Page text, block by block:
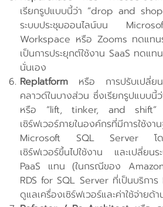
เรียกรูปแบบนี้ว่า “drop and
ระบบประชุมออนไลน์บน
Workspace หรือ Zooms ทดแทน
เป็นการประยุกต์ใช้งาน SaaS ทดแท
นั่นเอง
Replatform หรือ การปรับเปลี่ยน
คลาวด์ในบางส่วน ซึ่งเรียกรูปแบบ
หรือ “lift, tinker, and shift” เ
เซิร์ฟเวอร์ภายในองค์กรที่มีการใช้ง
Microsoft SQL Server โดยเ
เซิร์ฟเวอร์ขึ้นไปใช้งาน และเปลี่ยน
PaaS แทน (ในกรณีของ
RDS for SQL Server ที่เป็นบริการ
ดูแลเครื่องเซิร์ฟเวอร์และค่าใช้จ่ายด้